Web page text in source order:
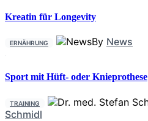
Kreatin für Longevity
ERNÄHRUNG By News
Sport mit Hüft- oder Knieprothese
TRAINING
Schmidl